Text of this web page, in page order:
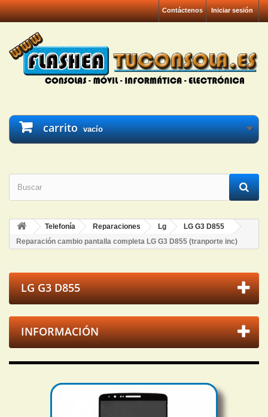
Iniciar sesión
Contáctenos
carrito vacío
Telefonía Reparaciones Lg
LG G3 D855
Reparación cambio pantalla completa LG G3 D855 (tranporte inc)
LG G3 D855
INFORMACIÓN